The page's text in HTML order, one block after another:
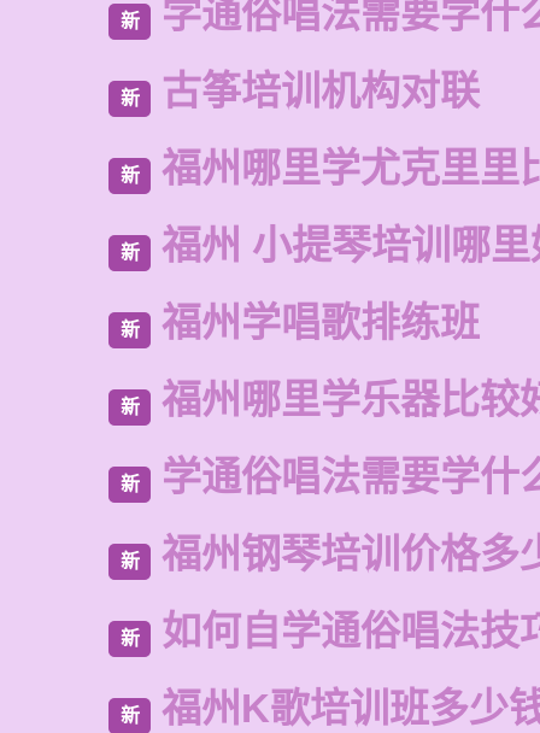
新 学通俗唱法需要学什
新 古筝培训机构对联
新 福州哪里学尤克里里
新 福州 小提琴培训哪
新 福州学唱歌排练班
新 福州哪里学乐器比较
新 学通俗唱法需要学什
新 福州钢琴培训价格多
新 如何自学通俗唱法技
新 福州K歌培训班多少